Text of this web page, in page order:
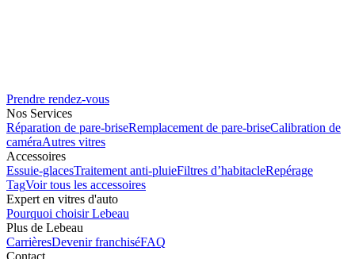
Prendre rendez-vous
Nos Services
Réparation de pare-briseRemplacement de pare-briseCalibration de
caméraAutres vitres
Accessoires
Essuie-glacesTraitement anti-pluieFiltres d’habitacleRepérage
TagVoir tous les accessoires
Expert en vitres d'auto
Pourquoi choisir Lebeau
Plus de Lebeau
CarrièresDevenir franchiséFAQ
Contact